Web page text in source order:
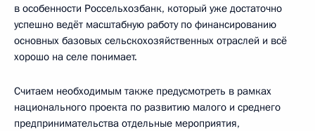
в особенности Россельхозбанк, который уже достаточно
успешно ведёт масштабную работу по финансированию
основных базовых сельскохозяйственных отраслей и всё
хорошо на селе понимает.
Считаем необходимым также предусмотреть в рамках
национального проекта по развитию малого и среднего
предпринимательства отдельные мероприятия,